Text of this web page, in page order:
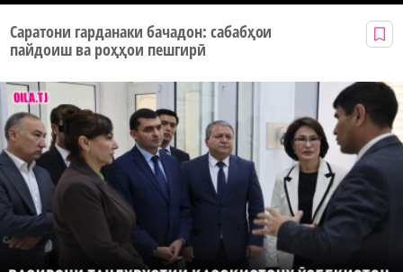
Саратони гарданаки бачадон: сабабҳои
пайдоиш ва роҳҳои пешгирӣ